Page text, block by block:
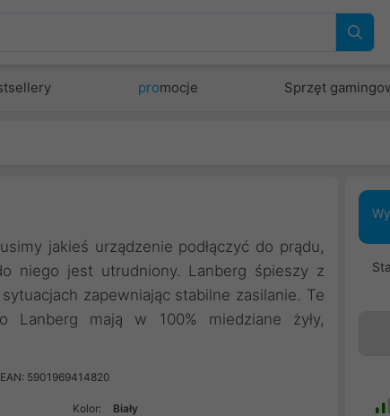
promocje Sprzęt
jakieś urządzenie podłączyć do prądu,
niego jest utrudniony. Lanberg śpieszy z
zapewniając stabilne zasilanie. Te
mają w 100% miedziane żyły,
EAN: 5901969414820
Kolor:
Biały